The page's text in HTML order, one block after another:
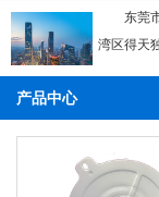
东莞市
湾区得天
产品中心